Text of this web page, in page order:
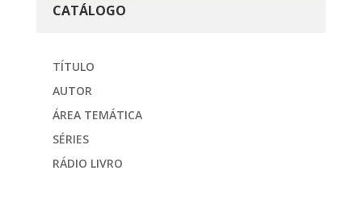
CATÁLOGO
TÍTULO
AUTOR
ÁREA TEMÁTICA
SÉRIES
RÁDIO LIVRO